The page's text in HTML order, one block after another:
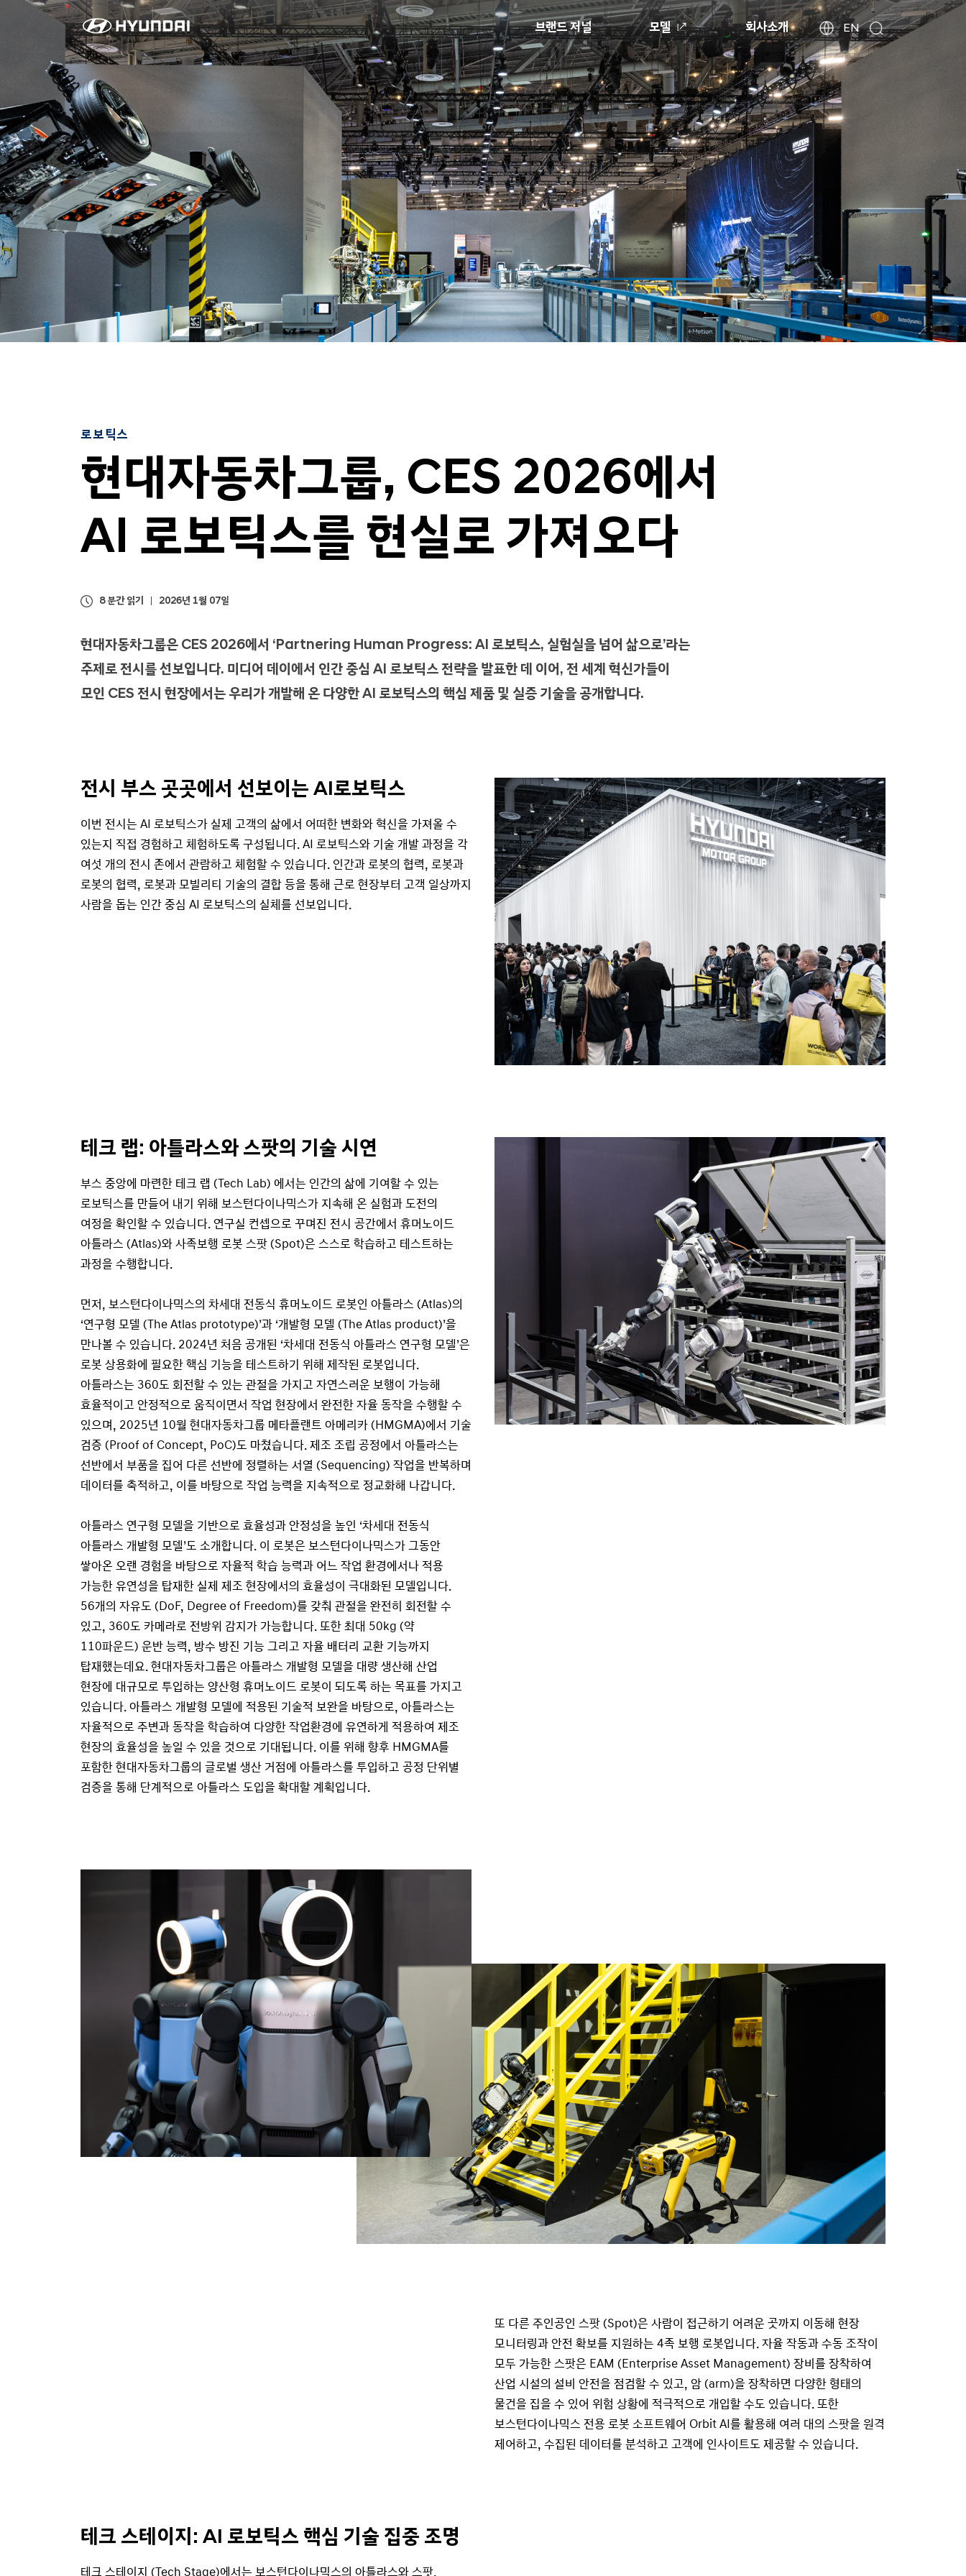
모
빌
리
티
솔
루
션
현
대
드
벌
네
비
게
브랜드 저널 모델 회사소개
해
외
법
인
사
이
EN
검
로보틱스
현대자동차그룹, CES 2026에서
AI 로보틱스를 현실로 가져오다
8 분간 읽기 2026년 1월 07일
현대자동차그룹은 CES 2026에서 ‘Partnering Human Progress: AI 로보틱스, 실험실을 넘어 삶으로’라는
주제로 전시를 선보입니다. 미디어 데이에서 인간 중심 AI 로보틱스 전략을 발표한 데 이어, 전 세계 혁신가들이
모인 CES 전시 현장에서는 우리가 개발해 온 다양한 AI 로보틱스의 핵심 제품 및 실증 기술을 공개합니다.
전시 부스 곳곳에서 선보이는 AI로보틱스
이번 전시는 AI 로보틱스가 실제 고객의 삶에서 어떠한 변화와 혁신을 가져올 수
있는지 직접 경험하고 체험하도록 구성됩니다. AI 로보틱스와 기술 개발 과정을 각
여섯 개의 전시 존에서 관람하고 체험할 수 있습니다. 인간과 로봇의 협력, 로봇과
로봇의 협력, 로봇과 모빌리티 기술의 결합 등을 통해 근로 현장부터 고객 일상까지
사람을 돕는 인간 중심 AI 로보틱스의 실체를 선보입니다.
테크 랩: 아틀라스와 스팟의 기술 시연
부스 중앙에 마련한 테크 랩 (Tech Lab) 에서는 인간의 삶에 기여할 수 있는
로보틱스를 만들어 내기 위해 보스턴다이나믹스가 지속해 온 실험과 도전의
여정을 확인할 수 있습니다. 연구실 컨셉으로 꾸며진 전시 공간에서 휴머노이드
아틀라스 (Atlas)와 사족보행 로봇 스팟 (Spot)은 스스로 학습하고 테스트하는
과정을 수행합니다.
먼저, 보스턴다이나믹스의 차세대 전동식 휴머노이드 로봇인 아틀라스 (Atlas)의
‘연구형 모델 (The Atlas prototype)’과 ‘개발형 모델 (The Atlas product)’을
만나볼 수 있습니다. 2024년 처음 공개된 ‘차세대 전동식 아틀라스 연구형 모델’은
로봇 상용화에 필요한 핵심 기능을 테스트하기 위해 제작된 로봇입니다.
아틀라스는 360도 회전할 수 있는 관절을 가지고 자연스러운 보행이 가능해
효율적이고 안정적으로 움직이면서 작업 현장에서 완전한 자율 동작을 수행할 수
있으며, 2025년 10월 현대자동차그룹 메타플랜트 아메리카 (HMGMA)에서 기술
검증 (Proof of Concept, PoC)도 마쳤습니다. 제조 조립 공정에서 아틀라스는
선반에서 부품을 집어 다른 선반에 정렬하는 서열 (Sequencing) 작업을 반복하며
데이터를 축적하고, 이를 바탕으로 작업 능력을 지속적으로 정교화해 나갑니다.
아틀라스 연구형 모델을 기반으로 효율성과 안정성을 높인 ‘차세대 전동식
아틀라스 개발형 모델’도 소개합니다. 이 로봇은 보스턴다이나믹스가 그동안
쌓아온 오랜 경험을 바탕으로 자율적 학습 능력과 어느 작업 환경에서나 적용
가능한 유연성을 탑재한 실제 제조 현장에서의 효율성이 극대화된 모델입니다.
56개의 자유도 (DoF, Degree of Freedom)를 갖춰 관절을 완전히 회전할 수
있고, 360도 카메라로 전방위 감지가 가능합니다. 또한 최대 50kg (약
110파운드) 운반 능력, 방수 방진 기능 그리고 자율 배터리 교환 기능까지
탑재했는데요. 현대자동차그룹은 아틀라스 개발형 모델을 대량 생산해 산업
현장에 대규모로 투입하는 양산형 휴머노이드 로봇이 되도록 하는 목표를 가지고
있습니다. 아틀라스 개발형 모델에 적용된 기술적 보완을 바탕으로, 아틀라스는
자율적으로 주변과 동작을 학습하여 다양한 작업환경에 유연하게 적용하여 제조
현장의 효율성을 높일 수 있을 것으로 기대됩니다. 이를 위해 향후 HMGMA를
포함한 현대자동차그룹의 글로벌 생산 거점에 아틀라스를 투입하고 공정 단위별
검증을 통해 단계적으로 아틀라스 도입을 확대할 계획입니다.
또 다른 주인공인 스팟 (Spot)은 사람이 접근하기 어려운 곳까지 이동해 현장
모니터링과 안전 확보를 지원하는 4족 보행 로봇입니다. 자율 작동과 수동 조작이
모두 가능한 스팟은 EAM (Enterprise Asset Management) 장비를 장착하여
산업 시설의 설비 안전을 점검할 수 있고, 암 (arm)을 장착하면 다양한 형태의
물건을 집을 수 있어 위험 상황에 적극적으로 개입할 수도 있습니다. 또한
보스턴다이나믹스 전용 로봇 소프트웨어 Orbit AI를 활용해 여러 대의 스팟을 원격
제어하고, 수집된 데이터를 분석하고 고객에 인사이트도 제공할 수 있습니다.
테크 스테이지: AI 로보틱스 핵심 기술 집중 조명
테크 스테이지 (Tech Stage)에서는 보스턴다이나믹스의 아틀라스와 스팟,